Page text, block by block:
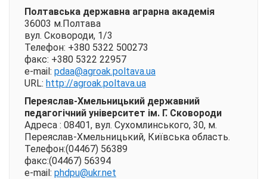
Полтавська державна аграрна академія
36003 м.Полтава
вул. Сковороди, 1/3
Телефон: +380 5322 500273
факс: +380 5322 22957
e-mail: pdaa@agroak.poltava.ua
URL: http://agroak.poltava.ua
Переяслав-Хмельницький державний
педагогічний університет ім. Г. Сковороди
Адреса : 08401, вул. Сухомлинського, 30, м.
Переяслав-Хмельницький, Київська область.
Телефон:(04467) 56389
факс:(04467) 56394
e-mail: phdpu@ukr.net